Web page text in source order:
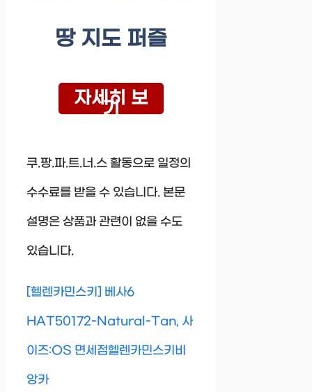
땅 지도 퍼즐
자세히 보
기
쿠.팡.파.트.너.스 활동으로 일정의
수수료를 받을 수 있습니다. 본문
설명은 상품과 관련이 없을 수도
있습니다.
[헬렌카민스키] 베사6
HAT50172-Natural-Tan, 사
이즈:OS 면세점헬렌카민스키비
앙카